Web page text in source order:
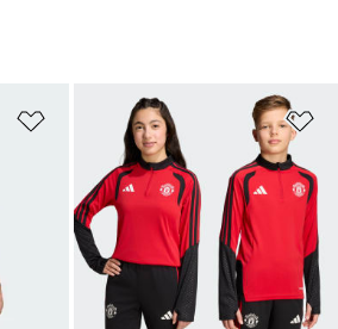
Añadir a la lista de deseos